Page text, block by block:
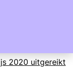
wat er te weten
2020 uitgereikt